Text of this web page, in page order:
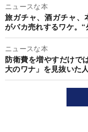
ニュースな本
旅ガチャ、酒ガチャ、
がバカ売れするワケ。
ニュースな本
防衛費を増やすだけで
大のワナ」を見抜いた